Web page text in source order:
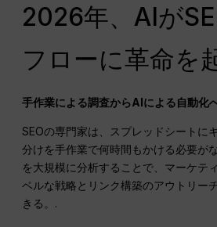
2026年、AIが
フローに革命を
手作業による調査からAIによる自動化
SEOの専門家は、スプレッドシートに
分けを手作業で何時間もかける必要が
を大規模に分析することで、マーケテ
ベルな戦略とリンク構築のアウトリー
きる。.